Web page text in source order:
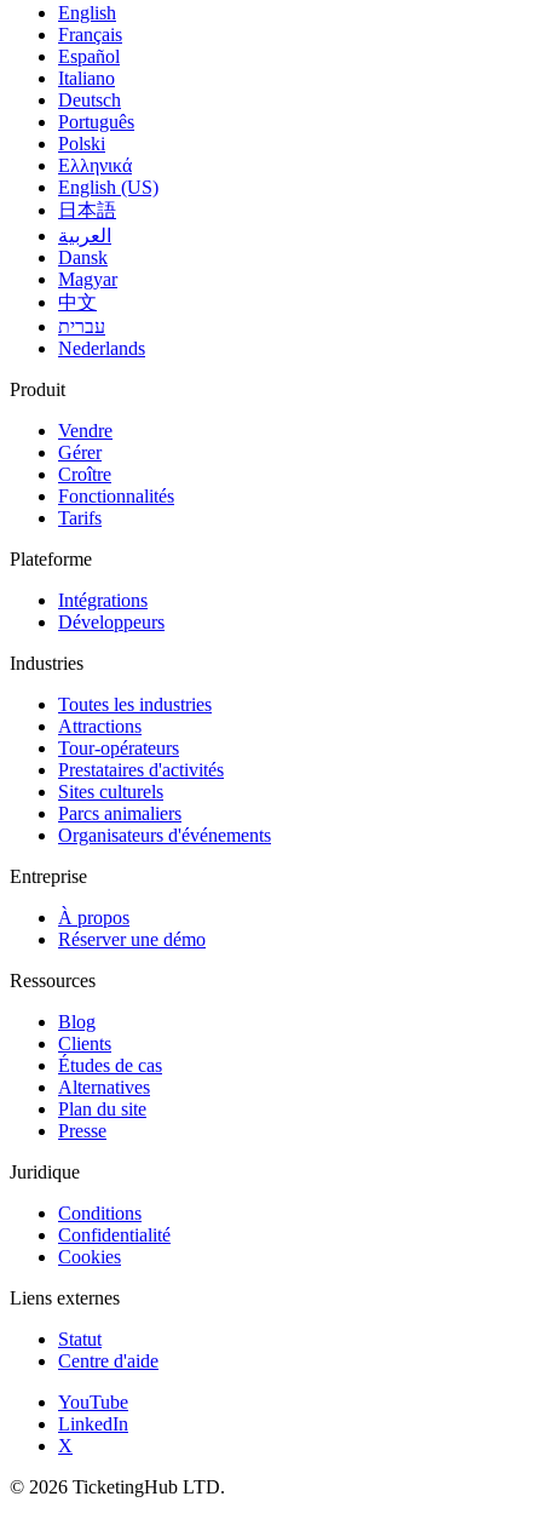
English
Français
Español
Italiano
Deutsch
Português
Polski
Ελληνικά
English (US)
日本語
العربية
Dansk
Magyar
中文
עברית
Nederlands
Produit
Vendre
Gérer
Croître
Fonctionnalités
Tarifs
Plateforme
Intégrations
Développeurs
Industries
Toutes les industries
Attractions
Tour-opérateurs
Prestataires d'activités
Sites culturels
Parcs animaliers
Organisateurs d'événements
Entreprise
À propos
Réserver une démo
Ressources
Blog
Clients
Études de cas
Alternatives
Plan du site
Presse
Juridique
Conditions
Confidentialité
Cookies
Liens externes
Statut
Centre d'aide
YouTube
LinkedIn
X
© 2026 TicketingHub LTD.